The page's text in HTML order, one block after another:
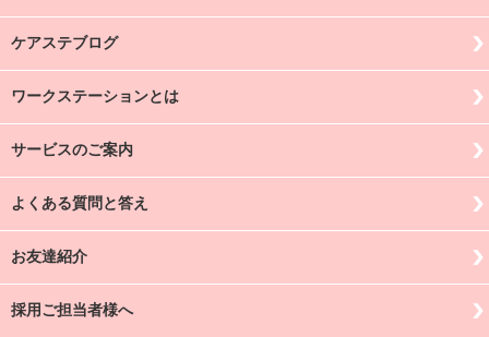
ケアステブログ
ワークステーションとは
サービスのご案内
よくある質問と答え
お友達紹介
採用ご担当者様へ